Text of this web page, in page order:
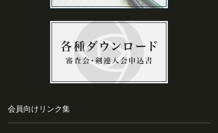
会員向けリンク集